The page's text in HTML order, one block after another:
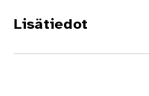
Lisätiedot